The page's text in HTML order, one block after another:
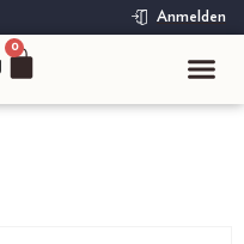
Anmelden
0